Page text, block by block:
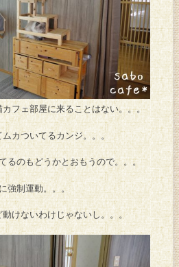
フェ部屋に来ることはない。。。
ムカついてるカンジ。。。
るのもどうかとおもうので。。。
強制運動。。。
けないわけじゃないし。。。